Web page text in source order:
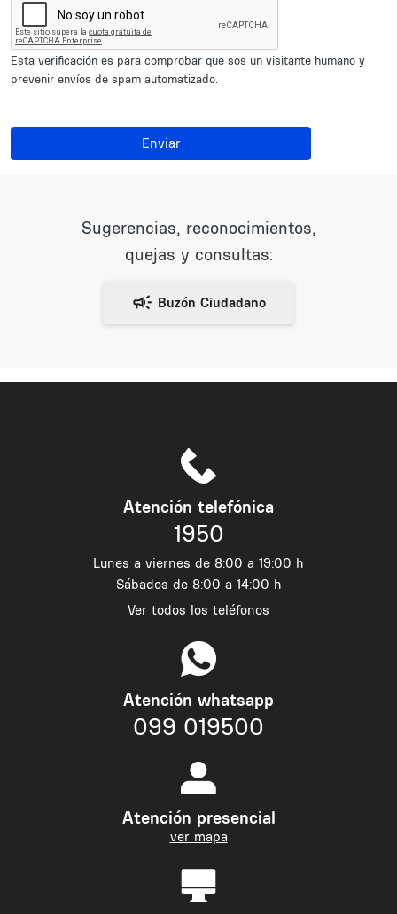
Esta verificación es para comprobar que sos un visitante humano y
prevenir envíos de spam automatizado.
Enviar
Sugerencias, reconocimientos,
quejas y consultas:
Atención telefónica
1950
Lunes a viernes de 8:00 a 19:00 h
Sábados de 8:00 a 14:00 h
Ver todos los teléfonos
Atención whatsapp
099 019500
Atención presencial
ver mapa